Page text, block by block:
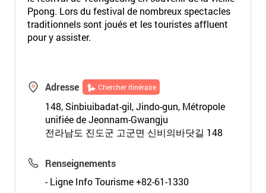
Ppong. Lors du festival de nombreux spectacles
traditionnels sont joués et les touristes affluent
pour y assister.
Adresse Chercher itinéraire
148, Sinbiuibadat-gil, Jindo-gun, Métropole
unifiée de Jeonnam-Gwangju
전라남도 진도군 고군면 신비의바닷길 148
Renseignements
- Ligne Info Tourisme +82-61-1330